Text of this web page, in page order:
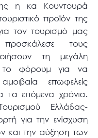
η κα Κουντουρά
προϊόν της
τον τουρισμό μας
τους
τη μεγάλη
το φόρουμ για να
επωφελείς
τα επόμενα χρόνια.
Ελλάδας-
για την ενίσχυση
και την αύξηση των